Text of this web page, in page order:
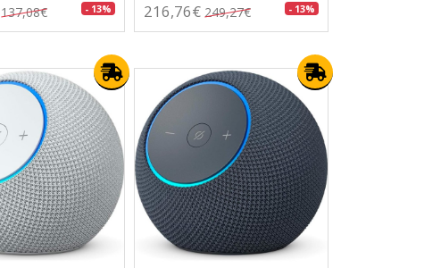
137,08€ - 13% 216,76€ 249,27€ - 13%